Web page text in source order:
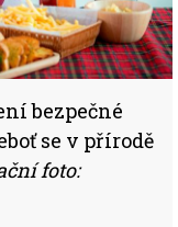
bezpečné
se v přírodě
foto: